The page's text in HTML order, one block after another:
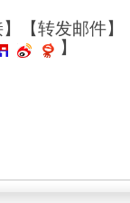
】【转发邮件】
】